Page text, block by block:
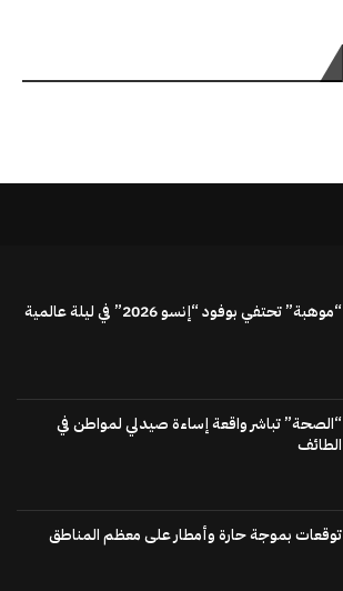
“موهبة” تحتفي بوفود “إنسو 2026” في ليلة عالمية
“الصحة” تباشر واقعة إساءة صيدلي لمواطن في
الطائف
توقعات بموجة حارة وأمطار على معظم المناطق